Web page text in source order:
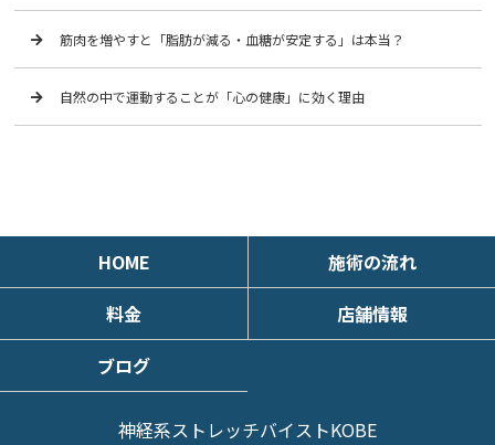
筋肉を増やすと「脂肪が減る・血糖が安定する」は本当？
自然の中で運動することが「心の健康」に効く理由
HOME
施術の流れ
料金
店舗情報
ブログ
神経系ストレッチバイストKOBE